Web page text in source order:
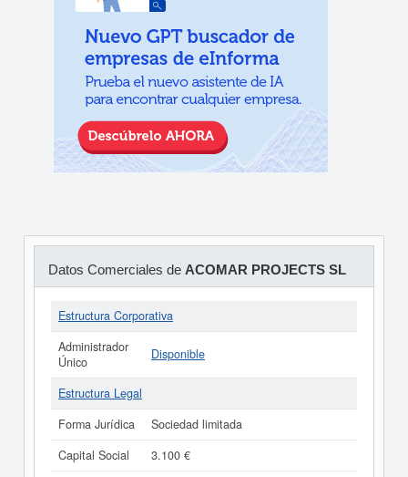
Datos Comerciales de ACOMAR PROJECTS SL
Estructura Corporativa
Administrador
Único
Disponible
Estructura Legal
Forma Jurídica
Sociedad limitada
Capital Social
3.100 €